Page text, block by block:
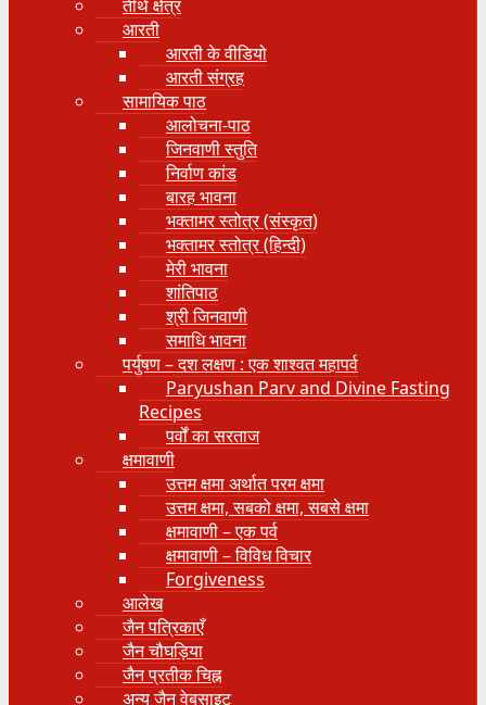
तीर्थ क्षेत्र
आरती
आरती के वीडियो
आरती संग्रह
सामायिक पाठ
आलोचना-पाठ
जिनवाणी स्तुति
निर्वाण कांड
बारह भावना
भक्तामर स्तोत्र (संस्कृत)
भक्तामर स्तोत्र (हिन्दी)
मेरी भावना
शांतिपाठ
श्री जिनवाणी
समाधि भावना
पर्युषण – दश लक्षण : एक शाश्वत महापर्व
Paryushan Parv and Divine Fasting
Recipes
पर्वों का सरताज
क्षमावाणी
उत्तम क्षमा अर्थात परम क्षमा
उत्तम क्षमा, सबको क्षमा, सबसे क्षमा
क्षमावाणी – एक पर्व
क्षमावाणी – विविध विचार
Forgiveness
आलेख
जैन पत्रिकाएँ
जैन चौघड़िया
जैन प्रतीक चिह्न
अन्य जैन वेबसाइट